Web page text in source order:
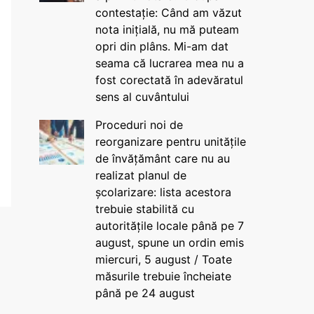
contestație: Când am văzut
nota inițială, nu mă puteam
opri din plâns. Mi-am dat
seama că lucrarea mea nu a
fost corectată în adevăratul
sens al cuvântului
Proceduri noi de
reorganizare pentru unitățile
de învățământ care nu au
realizat planul de
școlarizare: lista acestora
trebuie stabilită cu
autoritățile locale până pe 7
august, spune un ordin emis
miercuri, 5 august / Toate
măsurile trebuie încheiate
până pe 24 august